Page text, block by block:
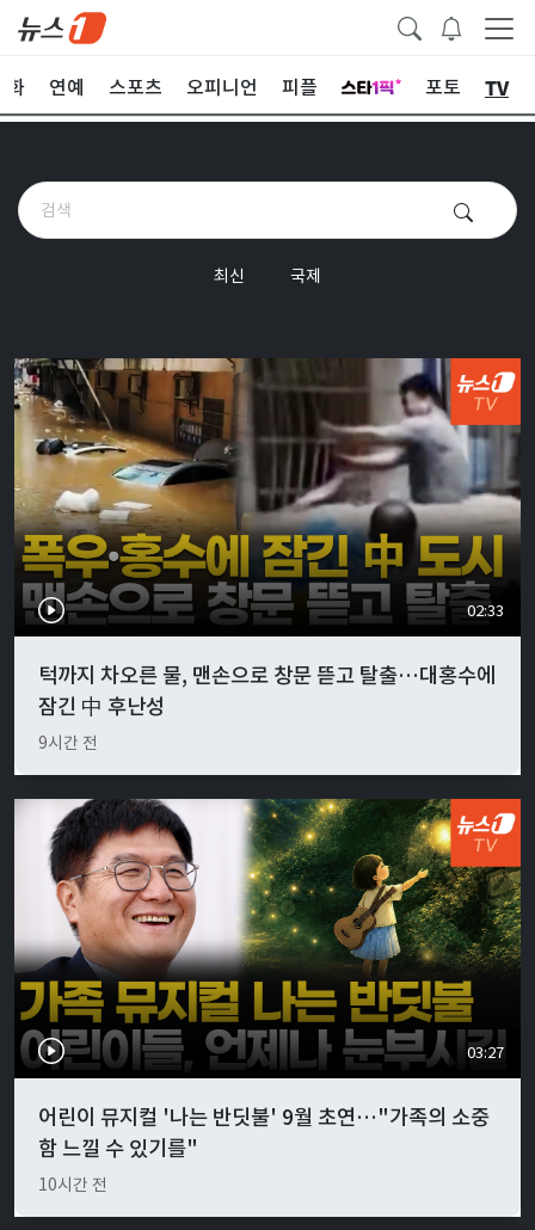
화 연예 스포츠 오피니언 피플 포토 TV
최신 국제
02:33
턱까지 차오른 물, 맨손으로 창문 뜯고 탈출…대홍수에
잠긴 中 후난성
9시간 전
03:27
어린이 뮤지컬 '나는 반딧불' 9월 초연…"가족의 소중
함 느낄 수 있기를"
10시간 전